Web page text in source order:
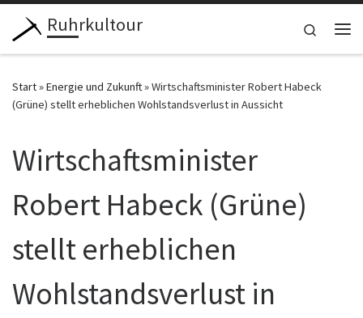
Zum Inhalt springen
Ruhrkultour
Search
Start»Energie und Zukunft»Wirtschaftsminister Robert Habeck
(Grüne) stellt erheblichen Wohlstandsverlust in Aussicht
Wirtschaftsminister
Robert Habeck (Grüne)
stellt erheblichen
Wohlstandsverlust in